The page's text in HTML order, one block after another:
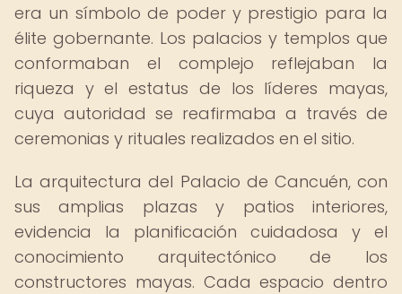
era un símbolo de poder y prestigio para la
élite gobernante. Los palacios y templos que
conformaban el complejo reflejaban la
riqueza y el estatus de los líderes mayas,
cuya autoridad se reafirmaba a través de
ceremonias y rituales realizados en el sitio.
La arquitectura del Palacio de Cancuén, con
sus amplias plazas y patios interiores,
evidencia la planificación cuidadosa y el
conocimiento arquitectónico de los
constructores mayas. Cada espacio dentro